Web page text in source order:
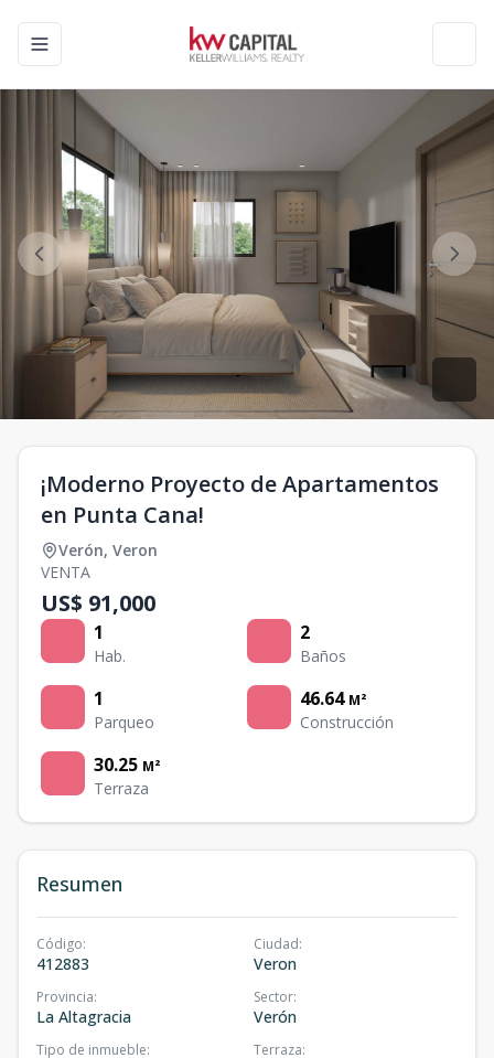
Toggle navigation menu
¡Moderno Proyecto de Apartamentos
en Punta Cana!
Verón, Veron
VENTA
US$ 91,000
1
Hab.
2
Baños
1
Parqueo
46.64 M²
Construcción
30.25 M²
Terraza
Resumen
Código:
412883
Ciudad:
Veron
Provincia:
La Altagracia
Sector:
Verón
Tipo de inmueble: Terraza: